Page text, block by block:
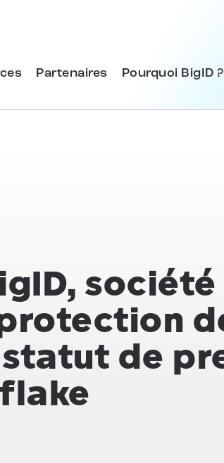
Partenaires Pourquoi BigID ?
société
de